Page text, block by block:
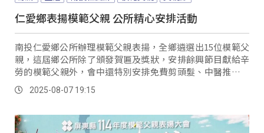
仁愛鄉表揚模範父親 公所精心安排活動
南投仁愛鄉公所辦理模範父親表揚，全鄉遴選出15位模範父
親，這屆鄉公所除了頒發賀匾及獎狀，安排餘興節目獻給辛
勞的模範父親外，會中還特別安排免費剪頭髮、中醫推拿等
服務，希望讓今年當選的模範父親，度過帥氣又愉快的一
天。2025-08-07 19:15